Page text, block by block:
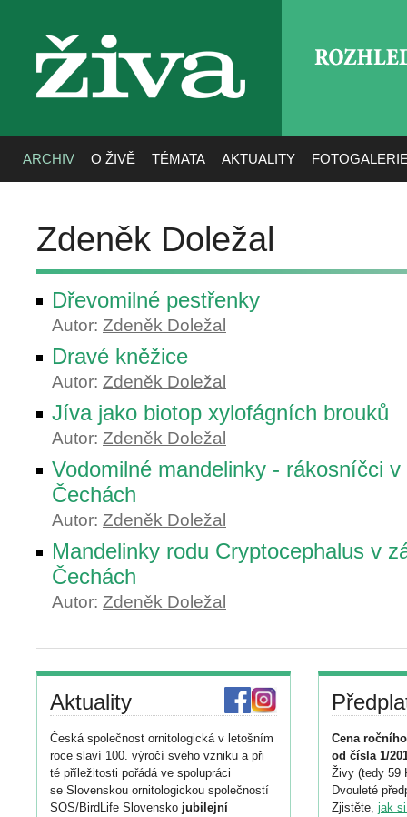
živa
ARCHIV O ŽIVĚ TÉMATA AKTUALITY
Zdeněk Doležal
Dřevomilné pestřenky
Autor: Zdeněk Doležal
Dravé kněžice
Autor: Zdeněk Doležal
Jíva jako biotop xylofágních brouků
Autor: Zdeněk Doležal
Vodomilné mandelinky - rákosníčci
Čechách
Autor: Zdeněk Doležal
Mandelinky rodu Cryptocephalus v
Čechách
Autor: Zdeněk Doležal
Aktuality
Česká společnost ornitologická v letošním
roce slaví 100. výročí svého vzniku a při
té příležitosti pořádá ve spolupráci
se Slovenskou ornitologickou společností
SOS/BirdLife Slovensko jubilejní
Cena
od čísla 1/
Živy (tedy 59
Dvouleté
Zjistěte, jak